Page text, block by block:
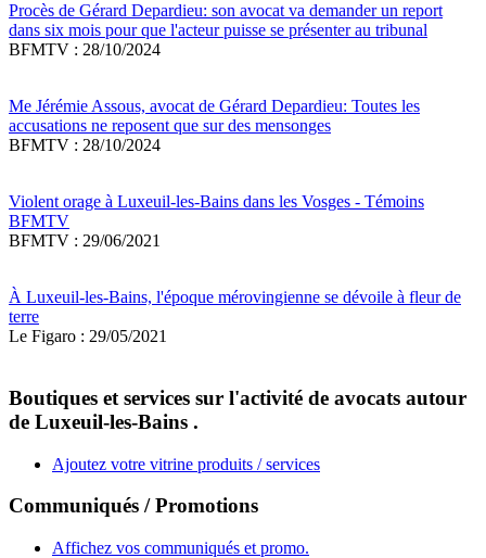
Procès de Gérard Depardieu: son avocat va demander un report
dans six mois pour que l'acteur puisse se présenter au tribunal
BFMTV : 28/10/2024
Me Jérémie Assous, avocat de Gérard Depardieu: Toutes les
accusations ne reposent que sur des mensonges
BFMTV : 28/10/2024
Violent orage à Luxeuil-les-Bains dans les Vosges - Témoins
BFMTV
BFMTV : 29/06/2021
À Luxeuil-les-Bains, l'époque mérovingienne se dévoile à fleur de
terre
Le Figaro : 29/05/2021
Boutiques et services sur l'activité de avocats autour
de Luxeuil-les-Bains .
Ajoutez votre vitrine produits / services
Communiqués / Promotions
Affichez vos communiqués et promo.